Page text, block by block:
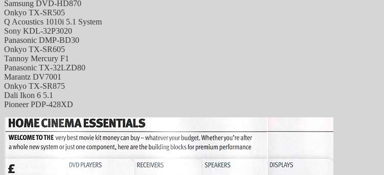
Samsung DVD-HD870
Onkyo TX-SR505
Q Acoustics 1010i 5.1 System
Sony KDL-32P3020
Panasonic DMP-BD30
Onkyo TX-SR605
Tannoy Mercury F1
Panasonic TX-32LZD80
Marantz DV7001
Onkyo TX-SR875
Dali Ikon 6 5.1
Pioneer PDP-428XD